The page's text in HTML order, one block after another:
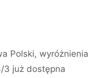
Polski,wyróżnienia
3 już dostępna